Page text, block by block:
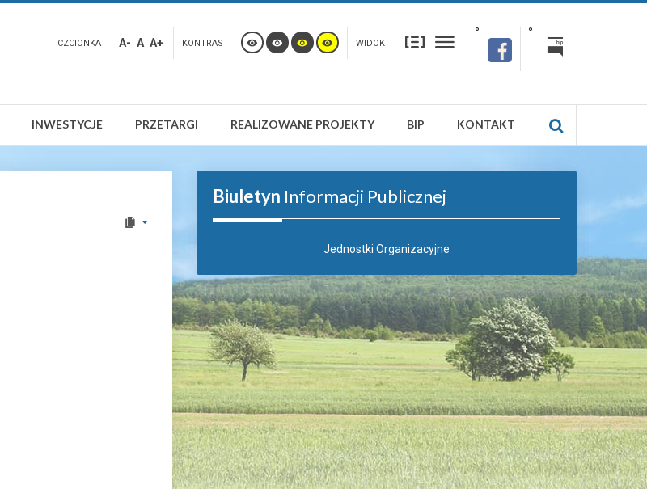
CZCIONKA A- A A+ KONTRAST WIDOK
INWESTYCJE PRZETARGI REALIZOWANE PROJEKTY BIP KONTAKT
Biuletyn Informacji Publicznej
Jednostki Organizacyjne